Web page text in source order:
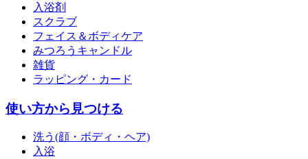
入浴剤
スクラブ
フェイス＆ボディケア
みつろうキャンドル
雑貨
ラッピング・カード
使い方から見つける
洗う(顔・ボディ・ヘア)
入浴